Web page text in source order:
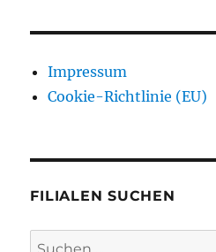
Impressum
Cookie-Richtlinie (EU)
FILIALEN SUCHEN
Suchen